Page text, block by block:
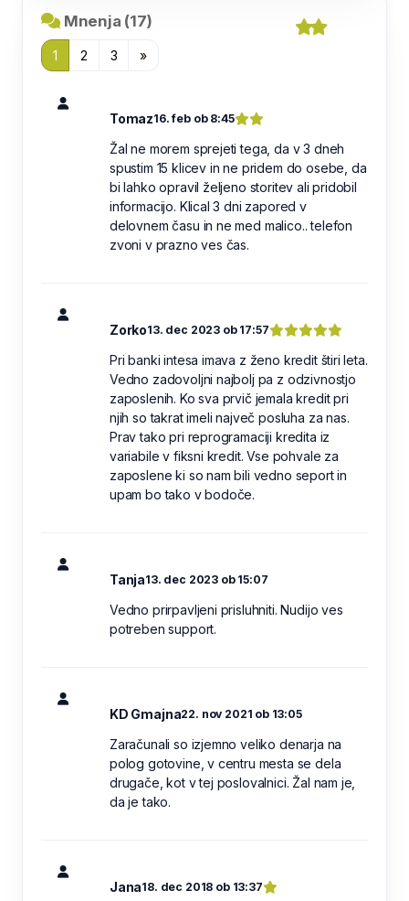
Mnenja (17)
1 2 3 »
Tomaz16. feb ob 8:45
Žal ne morem sprejeti tega, da v 3 dneh
spustim 15 klicev in ne pridem do osebe, da
bi lahko opravil željeno storitev ali pridobil
informacijo. Klical 3 dni zapored v
delovnem času in ne med malico.. telefon
zvoni v prazno ves čas.
Zorko13. dec 2023 ob 17:57
Pri banki intesa imava z ženo kredit štiri leta.
Vedno zadovoljni najbolj pa z odzivnostjo
zaposlenih. Ko sva prvič jemala kredit pri
njih so takrat imeli največ posluha za nas.
Prav tako pri reprogramaciji kredita iz
variabile v fiksni kredit. Vse pohvale za
zaposlene ki so nam bili vedno seport in
upam bo tako v bodoče.
Tanja13. dec 2023 ob 15:07
Vedno prirpavljeni prisluhniti. Nudijo ves
potreben support.
KD Gmajna22. nov 2021 ob 13:05
Zaračunali so izjemno veliko denarja na
polog gotovine, v centru mesta se dela
drugače, kot v tej poslovalnici. Žal nam je,
da je tako.
Jana18. dec 2018 ob 13:37